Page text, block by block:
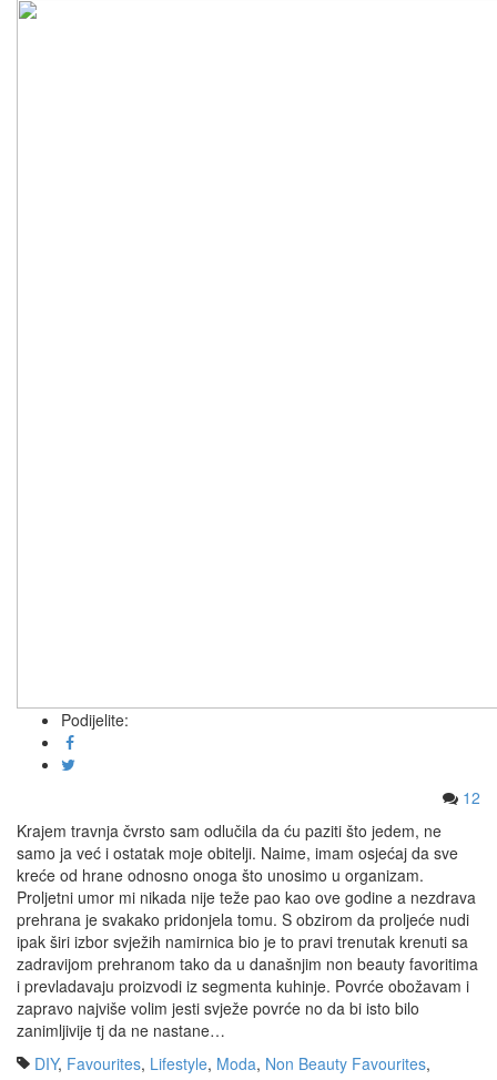
Podijelite:
12
Krajem travnja čvrsto sam odlučila da ću paziti što jedem, ne
samo ja već i ostatak moje obitelji. Naime, imam osjećaj da sve
kreće od hrane odnosno onoga što unosimo u organizam.
Proljetni umor mi nikada nije teže pao kao ove godine a nezdrava
prehrana je svakako pridonjela tomu. S obzirom da proljeće nudi
ipak širi izbor svježih namirnica bio je to pravi trenutak krenuti sa
zadravijom prehranom tako da u današnjim non beauty favoritima
i prevladavaju proizvodi iz segmenta kuhinje. Povrće obožavam i
zapravo najviše volim jesti svježe povrće no da bi isto bilo
zanimljivije tj da ne nastane…
DIY, Favourites, Lifestyle, Moda, Non Beauty Favourites,